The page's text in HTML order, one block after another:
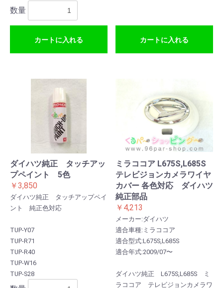
数量
カートに入れる カートに入れる
ダイハツ純正 タッチアッ
プペイント 5色
￥3,850
ダイハツ純正 タッチアップペイ
ント 純正色対応
TUP-Y07
TUP-R71
TUP-R40
TUP-W16
TUP-S28
ミラココア L675S,L685S
テレビジョンカメラワイヤ
カバー 各色対応 ダイハツ
純正部品
￥4,213
メーカー:ダイハツ
適合車種:ミラココア
適合型式:L675S,L685S
適合年式:2009/07〜
ダイハツ純正 L675S,L685S ミ
ラココア テレビジョンカメラワ